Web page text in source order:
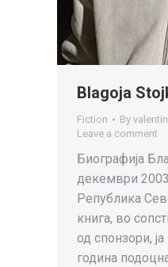
Blagoja
Fiction By
Leave a comment
Биографија
декември 2003
Република
книга, во
од спонзори,
година